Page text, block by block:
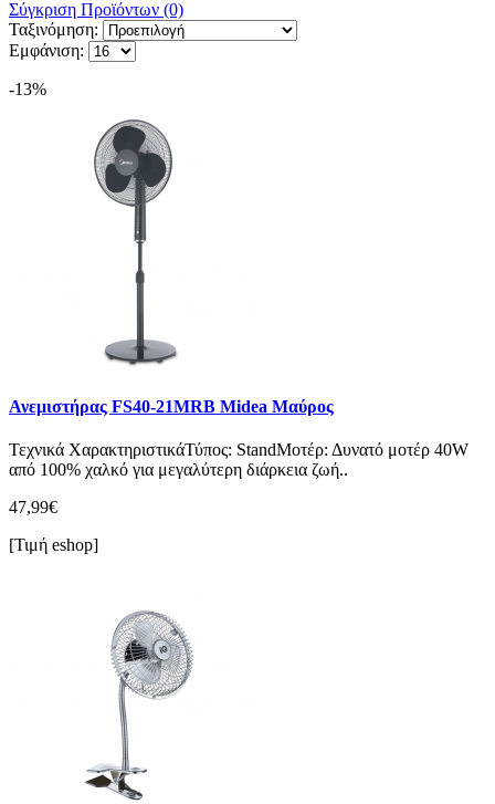
Σύγκριση Προϊόντων (0)
Ταξινόμηση:
Εμφάνιση:
-13%
Ανεμιστήρας FS40-21MRB Midea Μαύρος
Τεχνικά ΧαρακτηριστικάΤύπος: StandΜοτέρ: Δυνατό μοτέρ 40W
από 100% χαλκό για μεγαλύτερη διάρκεια ζωή..
47,99€
[Τιμή eshop]